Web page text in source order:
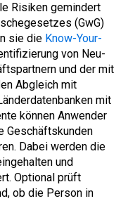
Risiken gemindert
(GwG)
sie die Know-Your-
von Neu-
und der mit
Abgleich mit
mit
können Anwender
Geschäftskunden
Dabei werden die
und
Optional prüft
ob die Person in